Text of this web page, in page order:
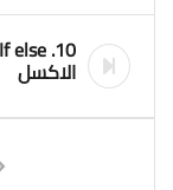
الاكسل